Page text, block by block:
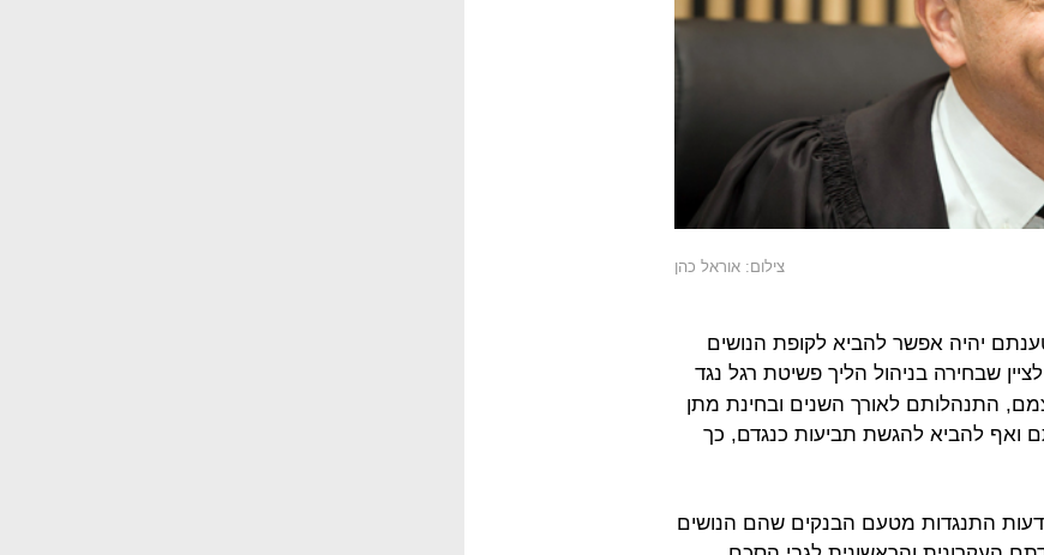
צילום: אוראל כהן
יהיה אפשר להביא לקופת הנושים
שבחירה בניהול הליך פשיטת רגל נגד
התנהלותם לאורך השנים ובחינת מתן
ואף להביא להגשת תביעות כנגדם, כך
התנגדות מטעם הבנקים שהם הנושים